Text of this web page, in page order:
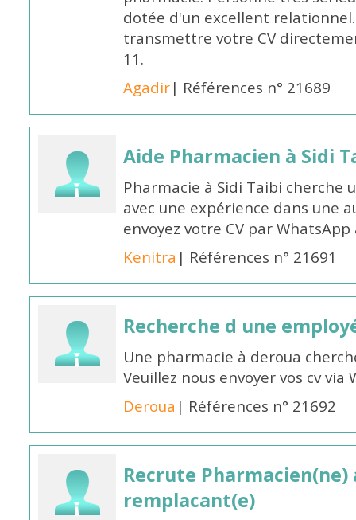
dotée d'un excellent
transmettre votre CV
11.
Agadir| Références n° 21689
Aide Pharmacien à Sidi
Pharmacie à Sidi Taibi cherche
avec une expérience dans une
envoyez votre CV par
Kenitra | Références n° 21691
Recherche d une
Une pharmacie à deroua
Veuillez nous envoyer vos cv via
Deroua | Références n° 21692
Recrute
remplacant(e)